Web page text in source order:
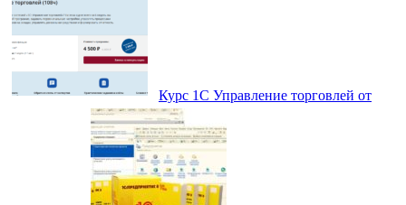
Курс 1С Управление торговлей от